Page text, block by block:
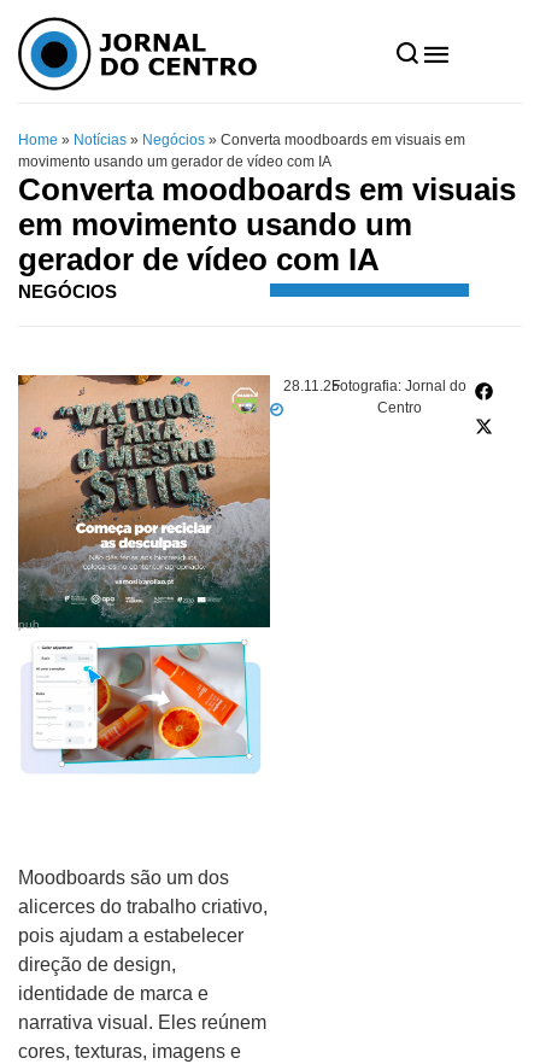
Home » Notícias » Negócios » Converta moodboards em visuais em
movimento usando um gerador de vídeo com IA
Converta moodboards em visuais
em movimento usando um
gerador de vídeo com IA
NEGÓCIOS
28.11.25Fotografia: Jornal do
Centro
pub
Moodboards são um dos
alicerces do trabalho criativo,
pois ajudam a estabelecer
direção de design,
identidade de marca e
narrativa visual. Eles reúnem
cores, texturas, imagens e